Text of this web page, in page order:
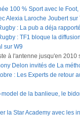
100 % Sport avec le
Alexia Laroche Joubert sur
: La pub a déja
: TF1 bloque la
sur W9
à l'antenne jusqu'en 2010
Delon invités de La
: Les Experts de retour
de la banlieue, le
la Star Academy avec les